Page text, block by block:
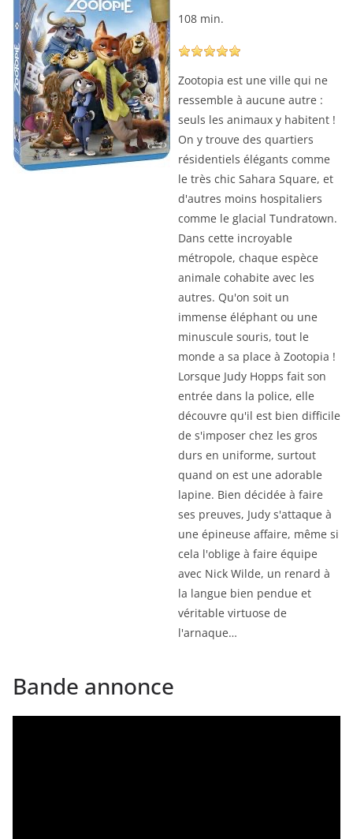
108 min.
Zootopia est une ville qui ne
ressemble à aucune autre :
seuls les animaux y habitent !
On y trouve des quartiers
résidentiels élégants comme
le très chic Sahara Square, et
d'autres moins hospitaliers
comme le glacial Tundratown.
Dans cette incroyable
métropole, chaque espèce
animale cohabite avec les
autres. Qu'on soit un
immense éléphant ou une
minuscule souris, tout le
monde a sa place à Zootopia !
Lorsque Judy Hopps fait son
entrée dans la police, elle
découvre qu'il est bien difficile
de s'imposer chez les gros
durs en uniforme, surtout
quand on est une adorable
lapine. Bien décidée à faire
ses preuves, Judy s'attaque à
une épineuse affaire, même si
cela l'oblige à faire équipe
avec Nick Wilde, un renard à
la langue bien pendue et
véritable virtuose de
l'arnaque…
Bande annonce